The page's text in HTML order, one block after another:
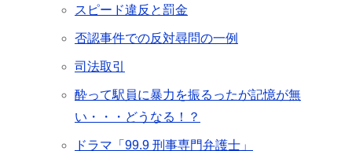
スピード違反と罰金
否認事件での反対尋問の一例
司法取引
酔って駅員に暴力を振るったが記憶が無
い・・・どうなる！？
ドラマ「99.9 刑事専門弁護士」